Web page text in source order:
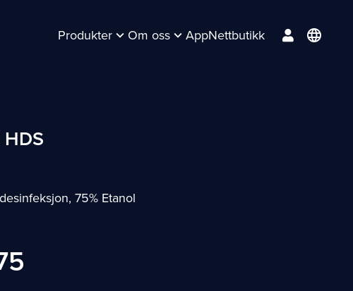
Produkter Om oss AppNettbutikk language
75% Etanol